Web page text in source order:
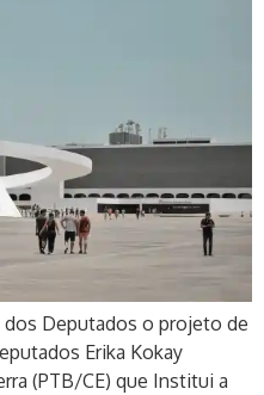
dos Deputados o projeto de
Erika Kokay
(PTB/CE) que Institui a